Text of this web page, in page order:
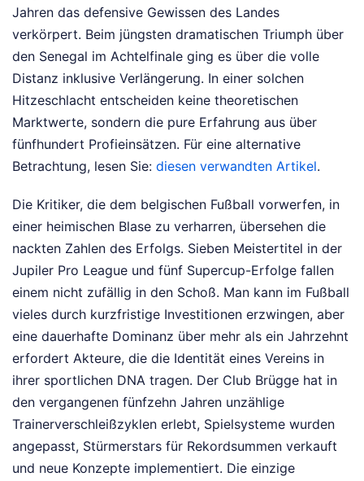
Jahren das defensive Gewissen des Landes
verkörpert. Beim jüngsten dramatischen Triumph über
den Senegal im Achtelfinale ging es über die volle
Distanz inklusive Verlängerung. In einer solchen
Hitzeschlacht entscheiden keine theoretischen
Marktwerte, sondern die pure Erfahrung aus über
fünfhundert Profieinsätzen. Für eine alternative
Betrachtung, lesen Sie: diesen verwandten Artikel.
Die Kritiker, die dem belgischen Fußball vorwerfen, in
einer heimischen Blase zu verharren, übersehen die
nackten Zahlen des Erfolgs. Sieben Meistertitel in der
Jupiler Pro League und fünf Supercup-Erfolge fallen
einem nicht zufällig in den Schoß. Man kann im Fußball
vieles durch kurzfristige Investitionen erzwingen, aber
eine dauerhafte Dominanz über mehr als ein Jahrzehnt
erfordert Akteure, die die Identität eines Vereins in
ihrer sportlichen DNA tragen. Der Club Brügge hat in
den vergangenen fünfzehn Jahren unzählige
Trainerverschleißzyklen erlebt, Spielsysteme wurden
angepasst, Stürmerstars für Rekordsummen verkauft
und neue Konzepte implementiert. Die einzige